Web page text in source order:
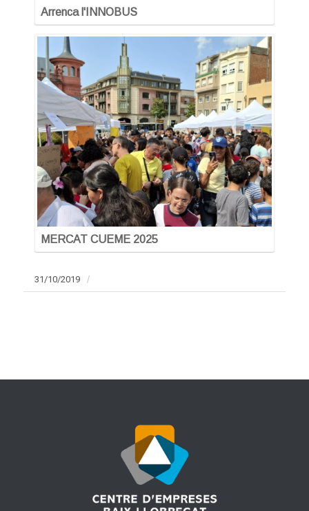
Arrenca l'INNOBUS
MERCAT CUEME 2025
31/10/2019 /